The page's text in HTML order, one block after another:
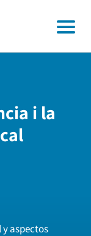
i la
aspectos